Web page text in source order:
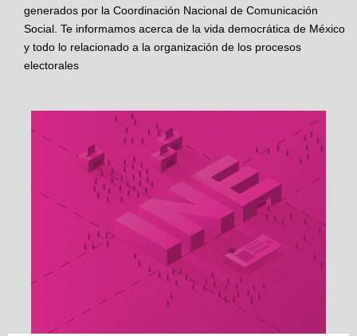
generados por la Coordinación Nacional de Comunicación
Social. Te informamos acerca de la vida democrática de México
y todo lo relacionado a la organización de los procesos
electorales